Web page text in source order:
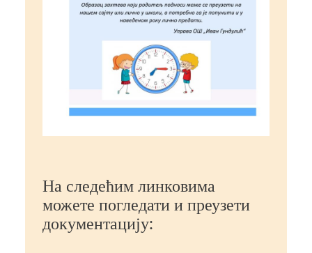
На следећим линковима
можете погледати и преузети
документацију: